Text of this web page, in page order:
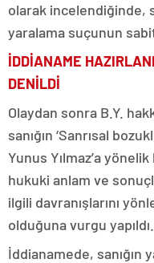
olarak incelendiğinde,
yaralama suçunun
İDDİANAME
DENİLDİ
Olaydan sonra B.Y.
sanığın ‘Sanrısal
Yunus Yılmaz’a
hukuki anlam ve
ilgili davranışlarını
olduğuna vurgu yapıldı.
İddianamede, sanığın